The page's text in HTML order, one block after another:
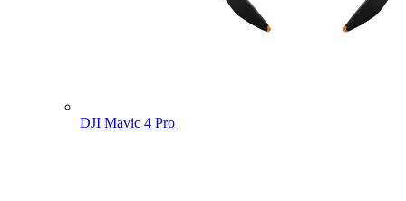
DJI Mavic 4 Pro